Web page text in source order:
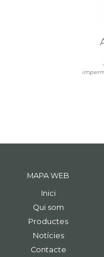
MAPA WEB
Inici
Qui som
Productes
Notícies
Contacte